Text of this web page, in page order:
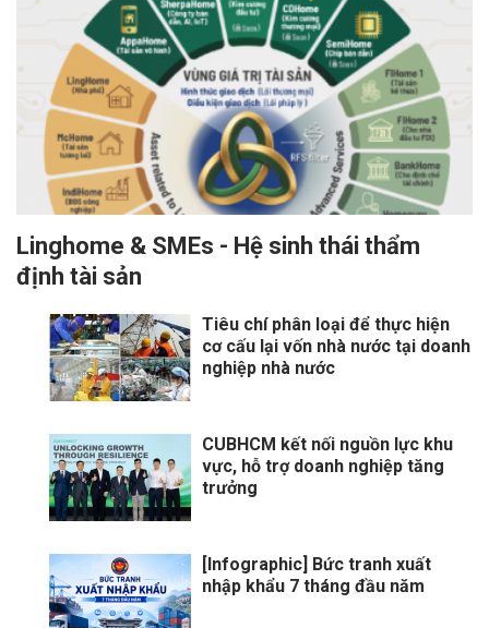
Linghome & SMEs - Hệ sinh thái thẩm
định tài sản
Tiêu chí phân loại để thực hiện
cơ cấu lại vốn nhà nước tại doanh
nghiệp nhà nước
CUBHCM kết nối nguồn lực khu
vực, hỗ trợ doanh nghiệp tăng
trưởng
[Infographic] Bức tranh xuất
nhập khẩu 7 tháng đầu năm